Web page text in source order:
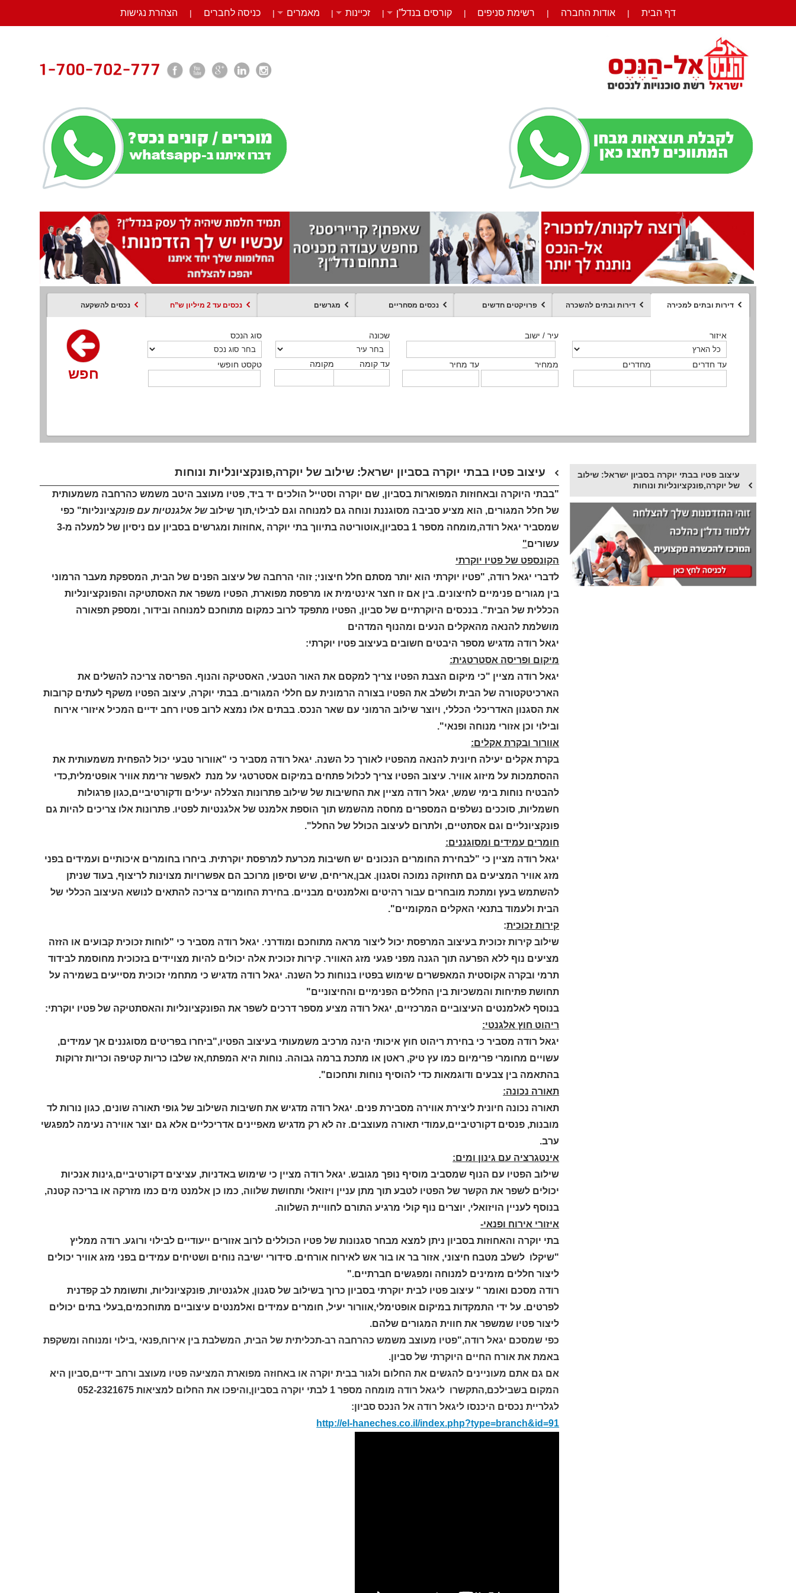
דף הבית | אודות החברה | רשימת סניפים | קורסים בנדל”ן | זכיינות | מאמרים | כניסה לחברים | הצהרת נגישות
דירות ובתים למכירה דירות ובתים להשכרה פרויקטים חדשים נכסים מסחריים מגרשים נכסים עד 2 מיליון ש”ח נכסים להשקעה
איזור
מחדרים עד חדרים
עיר / ישוב
ממחיר עד מחיר
שכונה
מקומה עד קומה
סוג הנכס
טקסט חופשי
חפש
איזור
מחדרים עד חדרים
עיר / ישוב
ממחיר עד מחיר
שכונה
מקומה עד קומה
סוג הנכס
טקסט חופשי
חפש
איזור
מחדרים עד חדרים
עיר / ישוב
ממחיר עד מחיר
שכונה
מקומה עד קומה
סוג הנכס
טקסט חופשי
חפש
איזור
סוג הנכס
עיר / ישוב
ממחיר עד מחיר
שכונה
מקומה עד קומה
סוג עסקה
טקסט חופשי
חפש
סוג הנכס ממחיר מקומה
חפש
איזור
מחדרים עד חדרים
עיר / ישוב
מקומה עד קומה
שכונה
טקסט חופשי
סוג הנכס
חפש
איזור
סוג הנכס
עיר / ישוב
ממחיר עד מחיר
שכונה
מקומה עד קומה
טקסט חופשי
חפש
"בבתי היוקרה ובאחוזות המפוארות בסביון, שם יוקרה וסטייל הולכים יד ביד, פטיו מעוצב היטב משמש כהרחבה משמעותית
של חלל המגורים, הוא מציע סביבה מסוגננת ונוחה גם למנוחה וגם לבילוי,תוך שילובשל אלגנטיות עם פונקציונליות" כפי
שמסביר יגאל רודה,מומחה מספר 1 בסביון,אוטוריטה בתיווך בתי יוקרה ,אחוזות ומגרשים בסביון עם ניסיון של למעלה מ-3
עשורים"
הקונספט של פטיו יוקרתי
לדברי יגאל רודה, "פטיו יוקרתי הוא יותר מסתם חלל חיצוני; זוהי הרחבה של עיצוב הפנים של הבית, המספקת מעבר הרמוני
בין מגורים פנימיים לחיצונים. בין אם זו חצר אינטימית או מרפסת מפוארת, הפטיו משפר את האסתטיקה והפונקציונליות
הכללית של הבית". בנכסים היוקרתיים של סביון, הפטיו מתפקד לרוב כמקום מתוחכם למנוחה ובידור, ומספק תפאורה
מושלמת להנאה מהאקלים הנעים ומהנוף המדהים
יגאל רודה מדגיש מספר היבטים חשובים בעיצוב פטיו יוקרתי:
מיקום ופריסה אסטרטגית:
יגאל רודה מציין "כי מיקום הצבת הפטיו צריך למקסם את האור הטבעי, האסטיקה והנוף. הפריסה צריכה להשלים את
הארכיטקטורה של הבית ולשלב את הפטיו בצורה הרמונית עם חללי המגורים. בבתי יוקרה, עיצוב הפטיו משקף לעתים קרובות
את הסגנון האדריכלי הכללי, ויוצר שילוב הרמוני עם שאר הנכס. בבתים אלו נמצא לרוב פטיו רחב ידיים המכיל איזורי אירוח
ובילוי וכן אזורי מנוחה ופנאי".
אוורור ובקרת אקלים:
בקרת אקלים יעילה חיונית להנאה מהפטיו לאורך כל השנה. יגאל רודה מסביר כי "אוורור טבעי יכול להפחית משמעותית את
ההסתמכות על מיזוג אוויר. עיצוב הפטיו צריך לכלול פתחים במיקום אסטרטגי על מנת לאפשר זרימת אוויר אופטימלית,כדי
להבטיח נוחות בימי שמש, יגאל רודה מציין את החשיבות של שילוב פתרונות הצללה יעילים ודקורטיביים,כגון פרגולות
חשמליות, סוככים נשלפים המספרים מחסה מהשמש תוך הוספת אלמנט של אלגנטיות לפטיו. פתרונות אלו צריכים להיות גם
פונקציונליים וגם אסתטיים, ולתרום לעיצוב הכולל של החלל".
חומרים עמידים ומסוגננים:
יגאל רודה מציין כי "לבחירת החומרים הנכונים יש חשיבות מכרעת למרפסת יוקרתית. ביחרו בחומרים איכותיים ועמידים בפני
מזג אוויר המציעים גם תחזוקה נמוכה וסגנון. אבן,אריחים, שיש וסיפון מרוכב הם אפשרויות מצוינות לריצוף, בעוד שניתן
להשתמש בעץ ומתכת מובחרים עבור רהיטים ואלמנטים מבניים. בחירת החומרים צריכה להתאים לנושא העיצוב הכללי של
הבית ולעמוד בתנאי האקלים המקומיים".
קירות זכוכית:
שילוב קירות זכוכית בעיצוב המרפסת יכול ליצור מראה מתוחכם ומודרני. יגאל רודה מסביר כי "לוחות זכוכית קבועים או הזזה
מציעים נוף ללא הפרעה תוך הגנה מפני פגעי מזג האוויר. קירות זכוכית אלה יכולים להיות מצויידים בזכוכית מחוסמת לבידוד
תרמי ובקרה אקוסטית המאפשרים שימוש בפטיו בנוחות כל השנה. יגאל רודה מדגיש כי מתחמי זכוכית מסייעים בשמירה על
תחושת פתיחות והמשכיות בין החללים הפנימיים והחיצוניים"
בנוסף לאלמנטים העיצוביים המרכזיים, יגאל רודה מציע מספר דרכים לשפר את הפונקציונליות והאסתטיקה של פטיו יוקרתי:
ריהוט חוץ אלגנטי:
יגאל רודה מסביר כי בחירת ריהוט חוץ איכותי הינה מרכיב משמעותי בעיצוב הפטיו,"ביחרו בפריטים מסוגננים אך עמידים,
עשויים מחומרי פרימיום כמו עץ ​​טיק, ראטן או מתכת ברמה גבוהה. נוחות היא המפתח,אז שלבו כריות קטיפה וכריות זרוקות
בהתאמה בין צבעים ודוגמאות כדי להוסיף נוחות ותחכום".
תאורה נכונה:
תאורה נכונה חיונית ליצירת אווירה מסבירת פנים. יגאל רודה מדגיש את חשיבות השילוב של גופי תאורה שונים, כגון נורות לד
מובנות, פנסים דקורטיביים,עמודי תאורה מעוצבים. זה לא רק מדגיש מאפיינים אדריכליים אלא גם יוצר אווירה נעימה למפגשי
ערב.
אינטגרציה עם גינון ומים:
שילוב הפטיו עם הנוף שמסביב מוסיף נופך מגובש. יגאל רודה מציין כי שימוש באדניות, עציצים דקורטיביים,גינות אנכיות
יכולים לשפר את הקשר של הפטיו לטבע תוך מתן עניין ויזואלי ותחושת שלווה, כמו כן אלמנט מים כמו מזרקה או בריכה קטנה,
בנוסף לעניין הויזואלי, יוצרים נוף קולי מרגיע התורם לחוויית השלווה.
איזורי אירוח ופנאי-
בתי יוקרה והאחוזות בסביון ניתן למצא מבחר סגנונות של פטיו הכוללים לרוב אזורים ייעודיים לבילוי ורוגע. רודה ממליץ
"שיקלו לשלב מטבח חיצוני, אזור בר או בור אש לאירוח אורחים. סידורי ישיבה נוחים ושטיחים עמידים בפני מזג אוויר יכולים
ליצור חללים מזמינים למנוחה ומפגשים חברתיים."
רודה מסכם ואומר " עיצוב פטיו לבית יוקרתי בסביון כרוך בשילוב של סגנון, אלגנטיות, פונקציונליות, ותשומת לב קפדנית
לפרטים. על ידי התמקדות במיקום אופטימלי,אוורור יעיל, חומרים עמידים ואלמנטים עיצוביים מתוחכמים,בעלי בתים יכולים
ליצור פטיו שמשפר את חווית המגורים שלהם.
כפי שמסכם יגאל רודה,"פטיו מעוצב משמש כהרחבה רב-תכליתית של הבית, המשלבת בין אירוח,פנאי ,בילוי ומנוחה ומשקפת
באמת את אורח החיים היוקרתי של סביון.
אם גם אתם מעוניינים להגשים את החלום ולגור בבית יוקרה או באחוזה מפוארת המציעה פטיו מעוצב ורחב ידיים,סביון היא
המקום בשבילכם,התקשרו ליגאל רודה מומחה מספר 1 לבתי יוקרה בסביון,והיפכו את החלום למציאות 052-2321675
לגלריית נכסים היכנסו ליגאל רודה אל הנכס סביון:
http://el-haneches.co.il/index.php?type=branch&id=91
עיצוב פטיו בבתי יוקרה בסביון ישראל: שילוב
של יוקרה,פונקציונליות ונוחות